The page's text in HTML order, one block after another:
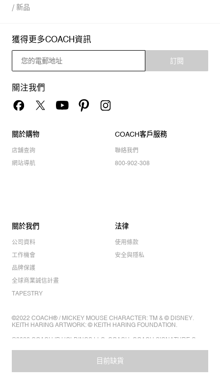
目前缺貨
/ 新品
獲得更多COACH資訊
訂閱
關注我們
關於購物
店舖查詢
網站導航
COACH客戶服務
聯絡我們
800-902-308
關於我們
公司資料
工作機會
品牌保護
全球商業誠信計畫
TAPESTRY
法律
使用條款
安全與隱私
©2022 COACH® / MICKEY MOUSE CHARACTER: TM & © DISNEY.
KEITH HARING ARTWORK: © KEITH HARING FOUNDATION.
©2022 COACH IP HOLDINGS LLC. COACH, COACH SIGNATURE C